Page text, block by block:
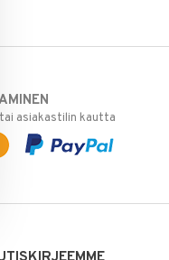
tai asiakastilin kautta